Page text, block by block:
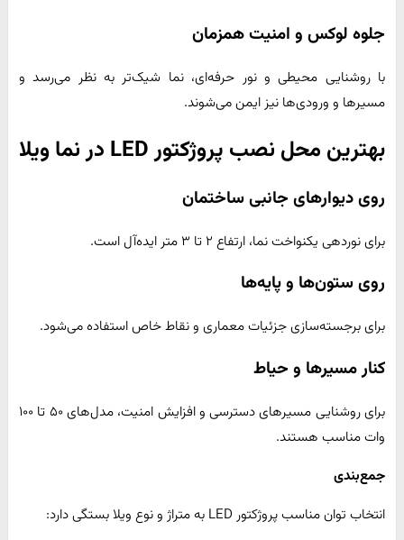
جلوه لوکس و امنیت همزمان
با روشنایی محیطی و نور حرفه‌ای، نما شیک‌تر به نظر می‌رسد و
مسیرها و ورودی‌ها نیز ایمن می‌شوند.
بهترین محل نصب پروژکتور LED در نما ویلا
روی دیوارهای جانبی ساختمان
برای نوردهی یکنواخت نما، ارتفاع ۲ تا ۳ متر ایده‌آل است.
روی ستون‌ها و پایه‌ها
برای برجسته‌سازی جزئیات معماری و نقاط خاص استفاده می‌شود.
کنار مسیرها و حیاط
برای روشنایی مسیرهای دسترسی و افزایش امنیت، مدل‌های ۵۰ تا ۱۰۰
وات مناسب هستند.
جمع‌بندی
انتخاب توان مناسب پروژکتور LED به متراژ و نوع ویلا بستگی دارد: